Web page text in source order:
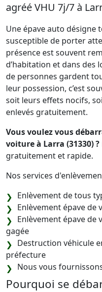
agréé VHU 7j/7 à
Une épave auto désigne
susceptible de porter
présence est souvent
d’habitation et dans des
de personnes gardent
leur possession, c’est
soit leurs effets nocifs,
enlevés gratuitement.
Vous voulez vous
voiture à Larra (31330) ?
gratuitement et rapide.
Nos services
Enlèvement de tous
Enlèvement épave
Enlèvement épave de
gagée
Destruction véhicule
préfecture
Nous vous
Pourquoi se